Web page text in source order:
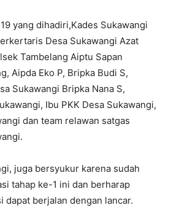
yang dihadiri,Kades Sukawangi
Desa Sukawangi Azat
Tambelang Aiptu Sapan
Aipda Eko P, Bripka Budi S,
Sukawangi Bripka Nana S,
Ibu PKK Desa Sukawangi,
dan team relawan satgas
juga bersyukur karena sudah
tahap ke-1 ini dan berharap
dapat berjalan dengan lancar.